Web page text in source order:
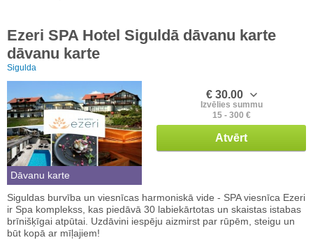
Ezeri SPA Hotel Siguldā dāvanu karte
dāvanu karte
Sigulda
Dāvanu karte
€ 30.00
Izvēlies summu
15 - 300 €
Atvērt
Siguldas burvība un viesnīcas harmoniskā vide - SPA viesnīca Ezeri
ir Spa komplekss, kas piedāvā 30 labiekārtotas un skaistas istabas
brīnišķīgai atpūtai. Uzdāvini iespēju aizmirst par rūpēm, steigu un
būt kopā ar mīļajiem!